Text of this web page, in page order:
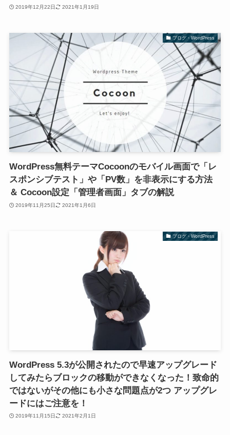
2019年12月22日 2021年1月19日
ブログ・WordPress
WordPress無料テーマCocoonのモバイル画面で「レ
スポンシブテスト」や「PV数」を非表示にする方法
＆ Cocoon設定「管理者画面」タブの解説
2019年11月25日 2021年1月6日
ブログ・WordPress
WordPress 5.3が公開されたので早速アップグレード
してみたらブロックの移動ができなくなった！致命的
ではないがその他にも小さな問題点が2つ アップグレ
ードにはご注意を！
2019年11月15日 2021年2月1日